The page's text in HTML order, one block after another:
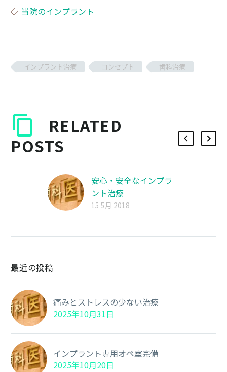
当院のインプラント
インプラント治療 コンセプト 歯科治療
RELATED
POSTS
安心・安全なインプラ
ント治療
インプラント治療と
15 5月 2018
最近の投稿
痛みとストレスの少ない治療
2025年10月31日
インプラント専用オペ室完備
2025年10月20日